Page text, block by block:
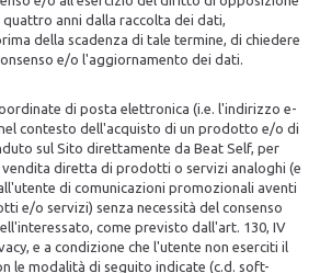
anni dalla raccolta dei dati,
della scadenza di tale termine, di chiedere
e/o l'aggiornamento dei dati.
di posta elettronica (i.e. l'indirizzo e-
contesto dell'acquisto di un prodotto e/o di
sul Sito direttamente da Beat Self, per
vendita diretta di prodotti o servizi analoghi (e
di comunicazioni promozionali aventi
e/o servizi) senza necessità del consenso
come previsto dall'art. 130, IV
e a condizione che l'utente non eserciti il
le modalità di seguito indicate (c.d. soft-